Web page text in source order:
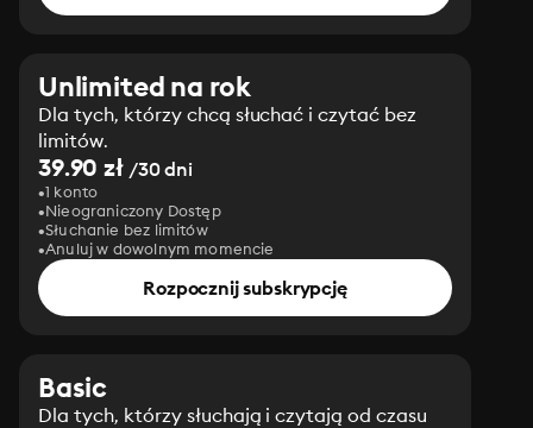
Unlimited na rok
Dla tych, którzy chcą słuchać i czytać bez
limitów.
39.90 zł/30 dni
1 konto
Nieograniczony Dostęp
Słuchanie bez limitów
Anuluj w dowolnym momencie
Rozpocznij subskrypcję
Basic
Dla tych, którzy słuchają i czytają od czasu